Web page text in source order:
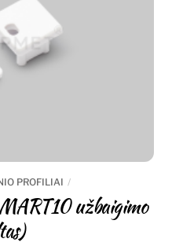
PROFILIAI
užbaigimo